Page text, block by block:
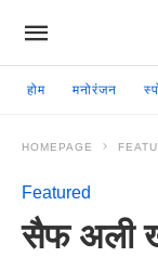
होम मनोरंजन
HOMEPAGE
Featured
सैफ अली